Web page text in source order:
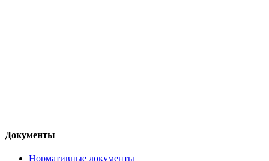
Документы
Нормативные документы